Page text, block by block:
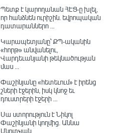
Պետք է կարողանան ՀԷՑ-ը խլել,
որ հանձնեն ուրիշին. եվրոպական
դատարաններո ...
Կարապետյանը՝ ՔՊ-ականին
«հորթ» անվանելու,
Վարդեւանյանի թեկնածության
մաս ...
Փաշինյանը «հետեւում» է իրենց
շների էջերին, իսկ կնոջ եւ
դուստրերի էջերի ...
Սա ստորություն է Նիկոլ
Փաշինյանի կողմից․ Աննա
Մկրտչյան